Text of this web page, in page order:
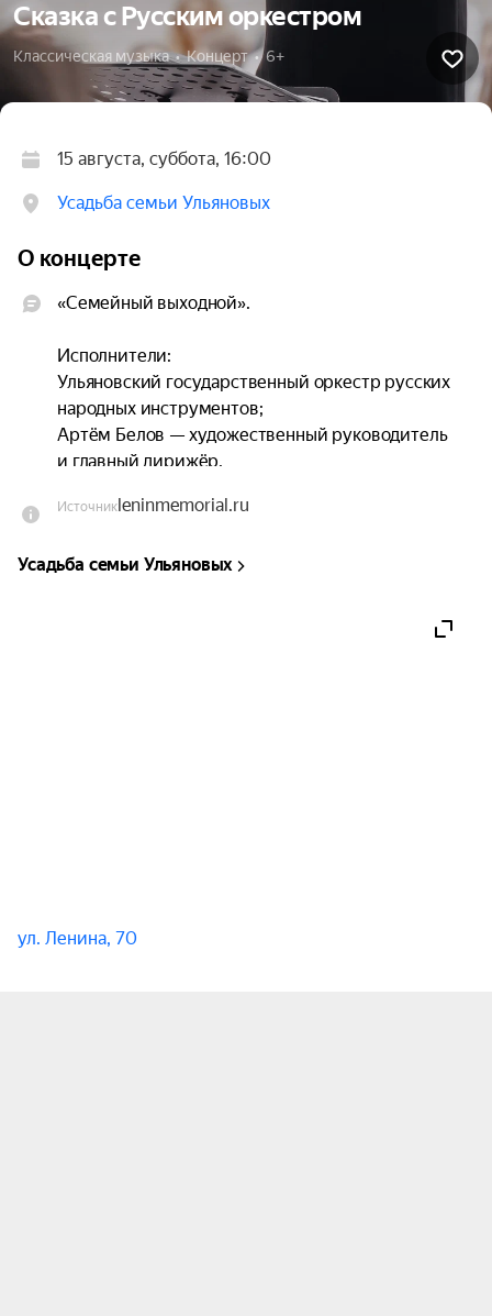
Сказка с Русским оркестром
Классическая музыка  •  Концерт  •  6+
15 августа, суббота, 16:00
Усадьба семьи Ульяновых
О концерте
«Семейный выходной».
Исполнители:
Ульяновский государственный оркестр русских
народных инструментов;
Артём Белов — художественный руководитель
и главный дирижёр.
Источникleninmemorial.ru
Усадьба семьи Ульяновых
ул. Ленина, 70